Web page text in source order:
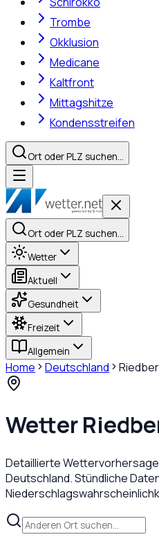
Trombe
Okklusion
Medicane
Kaltfront
Mittagshitze
Kondensstreifen
Ort oder PLZ suchen…
Ort oder PLZ suchen…
Wetter
Aktuell
Gesundheit
Freizeit
Allgemein
Home Deutschland
Wetter
Detaillierte
Deutschland. Stündliche